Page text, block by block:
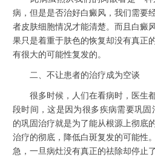
病，但是是否治好白癜风，我们需要
者皮肤细胞情况才能清楚。而且白癜
果只是着重于肤色的恢复却没有真正
有很大的可能性复发的。
二、不让患者的治疗成为空谈
很多时候，人们在看病时，医生
段时间，这是因为很多疾病需要巩
的巩固治疗就是为了能从根源上彻底
治疗的彻底，降低白斑复发的可能性
急，一旦病灶没有真正的祛除却停止